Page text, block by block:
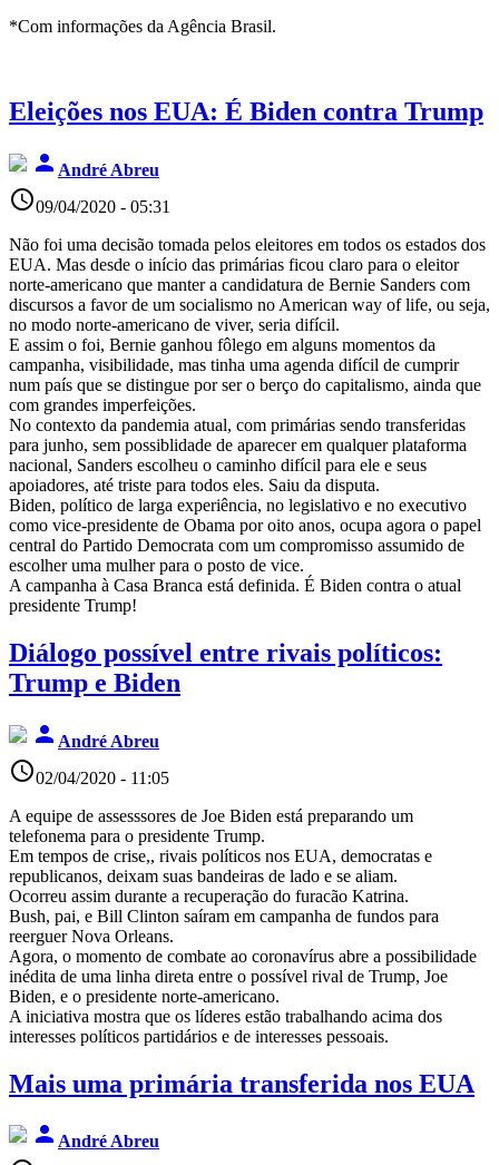
*Com informações da Agência Brasil.
Eleições nos EUA: É Biden contra Trump
person André Abreu
access_time09/04/2020 - 05:31
Não foi uma decisão tomada pelos eleitores em todos os estados dos
EUA. Mas desde o início das primárias ficou claro para o eleitor
norte-americano que manter a candidatura de Bernie Sanders com
discursos a favor de um socialismo no American way of life, ou seja,
no modo norte-americano de viver, seria difícil.
E assim o foi, Bernie ganhou fôlego em alguns momentos da
campanha, visibilidade, mas tinha uma agenda difícil de cumprir
num país que se distingue por ser o berço do capitalismo, ainda que
com grandes imperfeições.
No contexto da pandemia atual, com primárias sendo transferidas
para junho, sem possiblidade de aparecer em qualquer plataforma
nacional, Sanders escolheu o caminho difícil para ele e seus
apoiadores, até triste para todos eles. Saiu da disputa.
Biden, político de larga experiência, no legislativo e no executivo
como vice-presidente de Obama por oito anos, ocupa agora o papel
central do Partido Democrata com um compromisso assumido de
escolher uma mulher para o posto de vice.
A campanha à Casa Branca está definida. É Biden contra o atual
presidente Trump!
Diálogo possível entre rivais políticos:
Trump e Biden
person André Abreu
access_time02/04/2020 - 11:05
A equipe de assesssores de Joe Biden está preparando um
telefonema para o presidente Trump.
Em tempos de crise,, rivais políticos nos EUA, democratas e
republicanos, deixam suas bandeiras de lado e se aliam.
Ocorreu assim durante a recuperação do furacão Katrina.
Bush, pai, e Bill Clinton saíram em campanha de fundos para
reerguer Nova Orleans.
Agora, o momento de combate ao coronavírus abre a possibilidade
inédita de uma linha direta entre o possível rival de Trump, Joe
Biden, e o presidente norte-americano.
A iniciativa mostra que os líderes estão trabalhando acima dos
interesses políticos partidários e de interesses pessoais.
Mais uma primária transferida nos EUA
person André Abreu